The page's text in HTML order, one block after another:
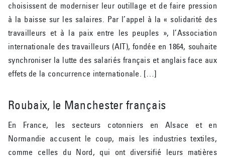
choisissent de moderniser leur outillage et de faire pression
à la baisse sur les salaires. Par l’appel à la « solidarité des
travailleurs et à la paix entre les peuples », l’Association
internationale des travailleurs (AIT), fondée en 1864, souhaite
synchroniser la lutte des salariés français et anglais face aux
effets de la concurrence internationale. […]
Roubaix, le Manchester français
En France, les secteurs cotonniers en Alsace et en
Normandie accusent le coup, mais les industries textiles,
comme celles du Nord, qui ont diversifié leurs matières